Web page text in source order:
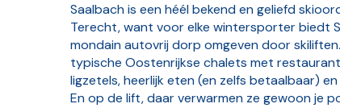
Saalbach is een héél bekend en geliefd
Terecht, want voor elke wintersporter biedt
mondain autovrij dorp omgeven door
typische Oostenrijkse chalets met
ligzetels, heerlijk eten (en zelfs betaalbaar)
En op de lift, daar verwarmen ze gewoon je